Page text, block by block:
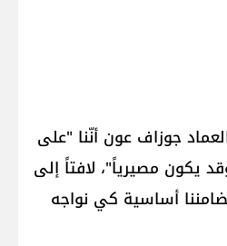
جوزاف عون أنّنا "على
مصيرياً"، لافتاً إلى
أساسية كي نواجه